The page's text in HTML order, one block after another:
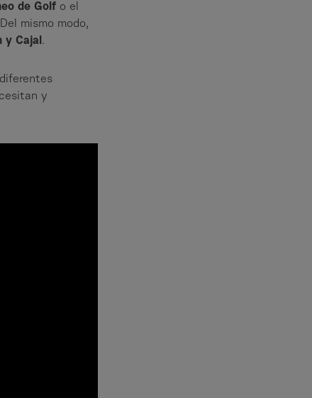
de Golf o el
mismo modo,
y Cajal .
y